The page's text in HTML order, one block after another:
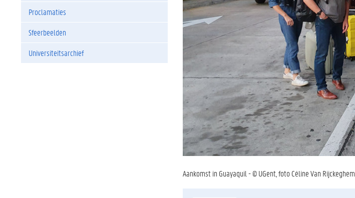
Proclamaties
Sfeerbeelden
Universiteitsarchief
Aankomst in Guayaquil - © UGent, foto Céline Van Rijckeghem